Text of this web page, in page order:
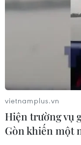
Theo dõi VietnamPlus
vietnamplus.vn
Hiện trường vụ
Gòn khiến một